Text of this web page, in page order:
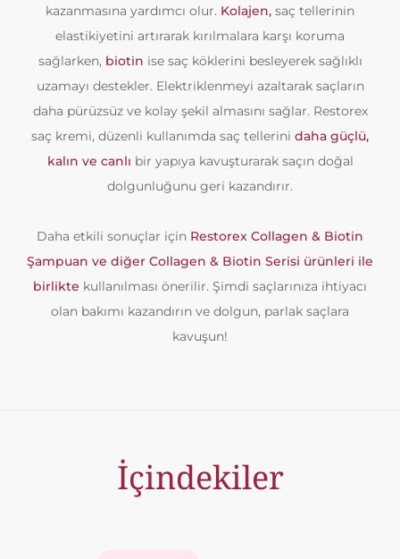
kazanmasına yardımcı olur. Kolajen, saç tellerinin
elastikiyetini artırarak kırılmalara karşı koruma
sağlarken, biotin ise saç köklerini besleyerek sağlıklı
uzamayı destekler. Elektriklenmeyi azaltarak saçların
daha pürüzsüz ve kolay şekil almasını sağlar. Restorex
saç kremi, düzenli kullanımda saç tellerini daha güçlü,
kalın ve canlı bir yapıya kavuşturarak saçın doğal
dolgunluğunu geri kazandırır.
Daha etkili sonuçlar için Restorex Collagen & Biotin
Şampuan ve diğer Collagen & Biotin Serisi ürünleri ile
birlikte kullanılması önerilir. Şimdi saçlarınıza ihtiyacı
olan bakımı kazandırın ve dolgun, parlak saçlara
kavuşun!
İçindekiler